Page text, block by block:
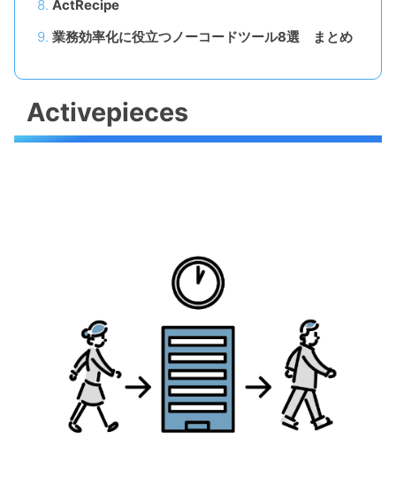
ActRecipe
業務効率化に役立つノーコードツール8選 まとめ
Activepieces